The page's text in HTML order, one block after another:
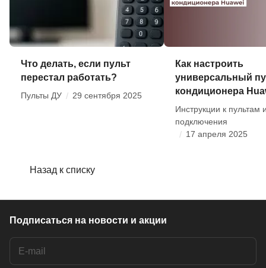
Что делать, если пульт
перестал работать?
Пульты ДУ / 29 сентября 2025
Как настроить
универсальный
кондиционера
Инструкции к пультам
подключения
/ 17 апреля 2025
Назад к списку
Подписаться на новости и акции